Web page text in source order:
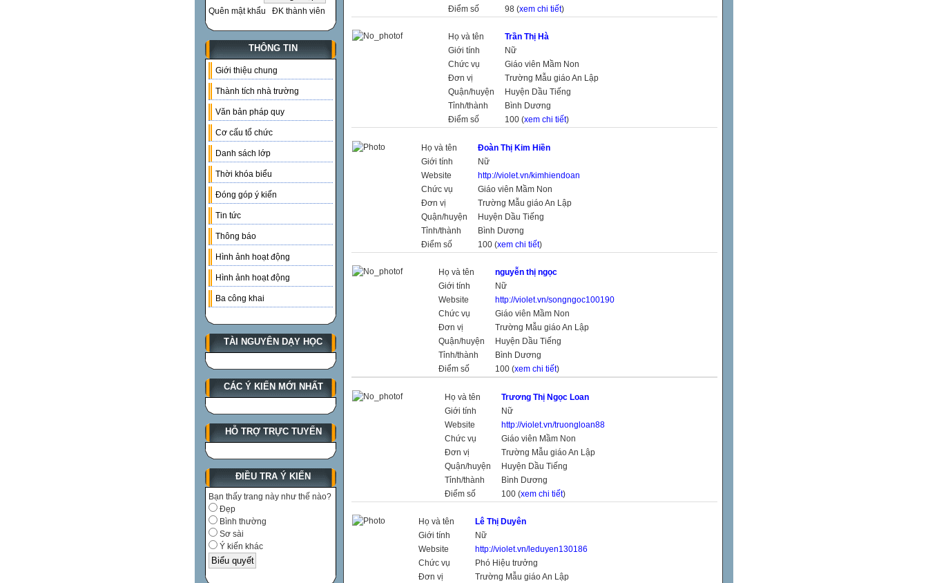
Quên mật khẩu ĐK thành viên
THÔNG TIN
Giới thiệu chung
Thành tích nhà trường
Văn bản pháp quy
Cơ cấu tổ chức
Danh sách lớp
Thời khóa biểu
Đóng góp ý kiến
Tin tức
Thông báo
Hình ảnh hoạt động
Hình ảnh hoạt động
Ba công khai
TÀI NGUYÊN DẠY HỌC
CÁC Ý KIẾN MỚI NHẤT
HỖ TRỢ TRỰC TUYẾN
ĐIỀU TRA Ý KIẾN
Bạn thấy trang này như thế nào?
Đẹp
Bình thường
Sơ sài
Ý kiến khác
Điểm số
98 (xem chi tiết)
Họ và tên
Trần Thị Hà
Giới tính
Nữ
Chức vụ
Giáo viên Mầm Non
Đơn vị
Trường Mẫu giáo An Lập
Quận/huyện
Huyện Dầu Tiếng
Tỉnh/thành
Bình Dương
Điểm số
100 (xem chi tiết)
Họ và tên
Đoàn Thị Kim Hiền
Giới tính
Nữ
Website
http://violet.vn/kimhiendoan
Chức vụ
Giáo viên Mầm Non
Đơn vị
Trường Mẫu giáo An Lập
Quận/huyện
Huyện Dầu Tiếng
Tỉnh/thành
Bình Dương
Điểm số
100 (xem chi tiết)
Họ và tên
nguyễn thị ngọc
Giới tính
Nữ
Website
http://violet.vn/songngoc100190
Chức vụ
Giáo viên Mầm Non
Đơn vị
Trường Mẫu giáo An Lập
Quận/huyện
Huyện Dầu Tiếng
Tỉnh/thành
Bình Dương
Điểm số
100 (xem chi tiết)
Họ và tên
Trương Thị Ngọc Loan
Giới tính
Nữ
Website
http://violet.vn/truongloan88
Chức vụ
Giáo viên Mầm Non
Đơn vị
Trường Mẫu giáo An Lập
Quận/huyện
Huyện Dầu Tiếng
Tỉnh/thành
Bình Dương
Điểm số
100 (xem chi tiết)
Họ và tên
Lê Thị Duyên
Giới tính
Nữ
Website
http://violet.vn/leduyen130186
Chức vụ
Phó Hiệu trưởng
Đơn vị
Trường Mẫu giáo An Lập